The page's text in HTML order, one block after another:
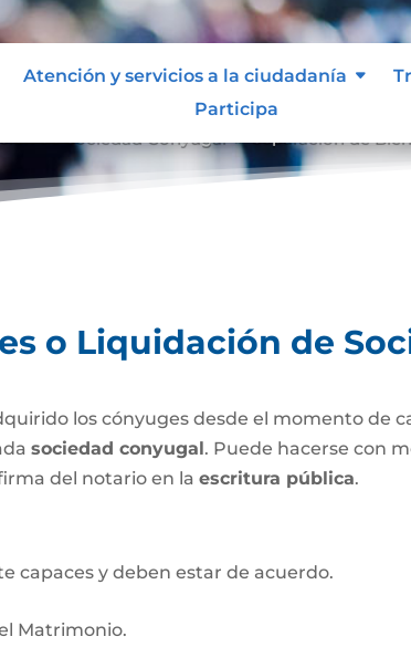
Atención y servicios a la ciudadanía
Participa
de Sociedad Conyugal Separación de
o Liquidación de
los cónyuges desde el momento de
sociedad conyugal. Puede hacerse con
del notario en laescritura pública.
capaces y deben estar de acuerdo.
Matrimonio.